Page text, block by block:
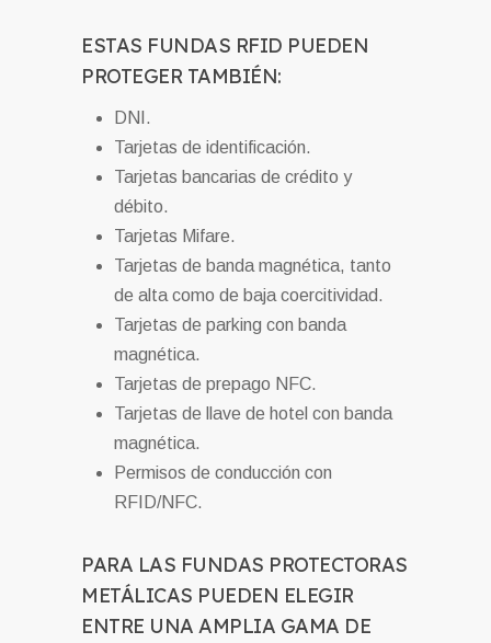
ESTAS FUNDAS RFID PUEDEN
PROTEGER TAMBIÉN:
DNI.
Tarjetas de identificación.
Tarjetas bancarias de crédito y
débito.
Tarjetas Mifare.
Tarjetas de banda magnética, tanto
de alta como de baja coercitividad.
Tarjetas de parking con banda
magnética.
Tarjetas de prepago NFC.
Tarjetas de llave de hotel con banda
magnética.
Permisos de conducción con
RFID/NFC.
PARA LAS FUNDAS PROTECTORAS
METÁLICAS PUEDEN ELEGIR
ENTRE UNA AMPLIA GAMA DE